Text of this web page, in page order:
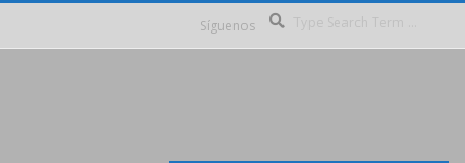
Síguenos